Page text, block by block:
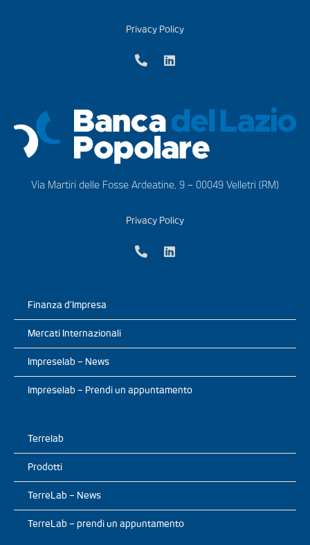
Privacy Policy
Via Martiri delle Fosse Ardeatine, 9 – 00049 Velletri (RM)
Privacy Policy
Finanza d’Impresa
Mercati Internazionali
Impreselab – News
Impreselab – Prendi un appuntamento
Terrelab
Prodotti
TerreLab – News
TerreLab – prendi un appuntamento